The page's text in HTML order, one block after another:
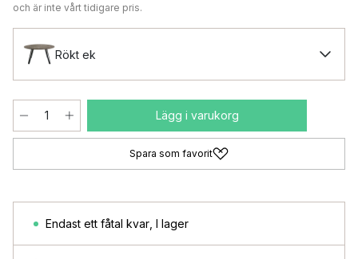
och är inte vårt tidigare pris.
Rökt ek
Lägg i varukorg
Spara som favorit
Endast ett fåtal kvar I lager